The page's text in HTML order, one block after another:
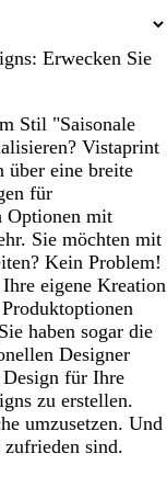
Erwecken Sie
Stil "Saisonale
Vistaprint
über eine breite
für
Optionen mit
Sie möchten mit
Kein Problem!
eigene Kreation
haben sogar die
Designer
für Ihre
zu erstellen.
umzusetzen. Und
sind.